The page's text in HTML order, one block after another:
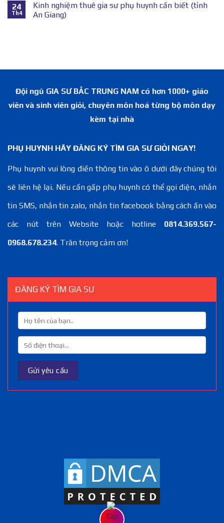
24
Th4
Kinh nghiệm thuê gia sư phụ huynh cần biết (tỉnh
An Giang)
Đội ngũ GIA SƯ BẮC TRUNG NAM có hơn 1000+ giáo
viên và sinh viên giỏi, chuyên môn hoá từng bộ môn dạy
kèm tại nhà
PHỤ HUYNH HÃY ĐĂNG KÝ TÌM GIA SƯ GIỎI NGAY!
Phụ huynh vui lòng điền thông tin vào ô dưới đây chúng tôi
sẽ liên hệ lại. Nếu cần gấp phụ huynh có thể gọi điện, nhắn
tin SMS, nhắn tin zalo, nhắn tin facebook bằng cách ấn vào
các nút trên Website hoặc hotline 0814.369.567-
0968.678.234. Trân trọng cảm ơn!
ĐĂNG KÝ TÌM GIA SƯ